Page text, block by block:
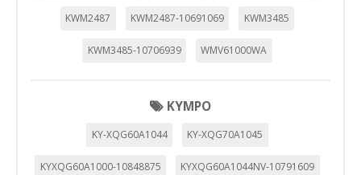
KWM2487 KWM2487-10691069 KWM3485
KWM3485-10706939 WMV61000WA
KYMPO
KY-XQG60A1044 KY-XQG70A1045
KYXQG60A1000-10848875 KYXQG60A1044NV-10791609